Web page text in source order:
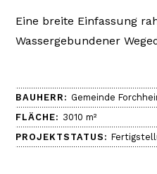
Eine breite Einfassung
Wassergebundener
BAUHERR: Gemeinde
FLÄCHE: 3010 m²
PROJEKTSTATUS: